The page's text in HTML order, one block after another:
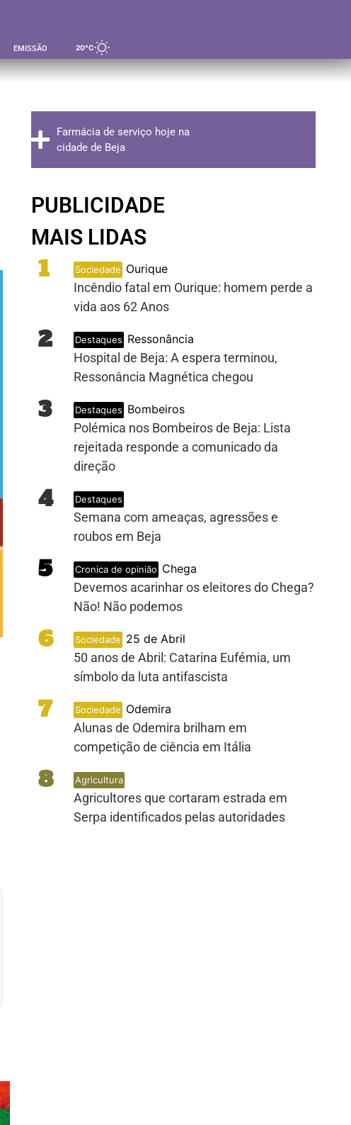
EMISSÃO 20°C
Farmácia de serviço hoje na
cidade de Beja
PUBLICIDADE
MAIS LIDAS
1 Sociedade Ourique
Incêndio fatal em Ourique: homem perde a
vida aos 62 Anos
2 Destaques Ressonância
Hospital de Beja: A espera terminou,
Ressonância Magnética chegou
3 Destaques Bombeiros
Polémica nos Bombeiros de Beja: Lista
rejeitada responde a comunicado da
direção
4 Destaques
Semana com ameaças, agressões e
roubos em Beja
5 Cronica de opinião Chega
Devemos acarinhar os eleitores do Chega?
Não! Não podemos
6 Sociedade 25 de Abril
50 anos de Abril: Catarina Eufémia, um
símbolo da luta antifascista
7 Sociedade Odemira
Alunas de Odemira brilham em
competição de ciência em Itália
8 Agricultura
Agricultores que cortaram estrada em
Serpa identificados pelas autoridades